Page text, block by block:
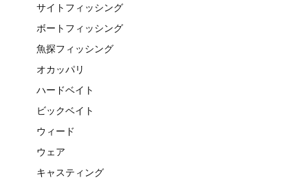
サイトフィッシング
ボートフィッシング
魚探フィッシング
オカッパリ
ハードベイト
ビックベイト
ウィード
ウェア
キャスティング